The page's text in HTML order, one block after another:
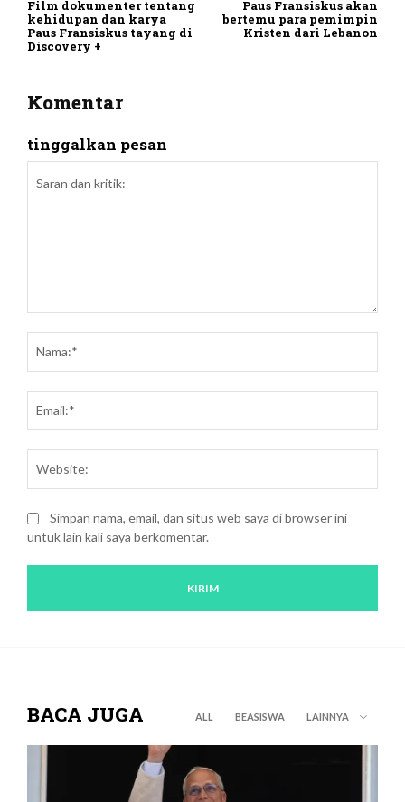
Film dokumenter tentang
kehidupan dan karya
Paus Fransiskus tayang di
Discovery +
Paus Fransiskus akan
bertemu para pemimpin
Kristen dari Lebanon
Komentar
tinggalkan pesan
kritik:
Simpan nama, email, dan situs web saya di browser ini
untuk lain kali saya berkomentar.
BACA JUGA ALL BEASISWA LAINNYA